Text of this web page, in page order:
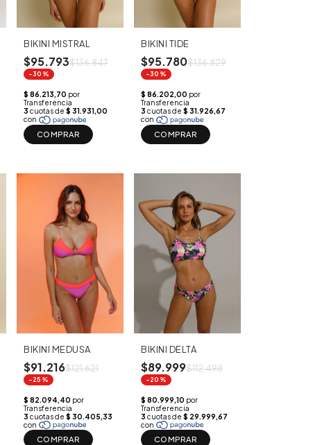
BIKINI MISTRAL
$95.793$136.847
-30%
COMPRAR
BIKINI TIDE
$95.780$136.829
-30%
COMPRAR
BIKINI MEDUSA
$91.216$121.621
-25%
COMPRAR
BIKINI DELTA
$89.999$112.498
-20%
COMPRAR